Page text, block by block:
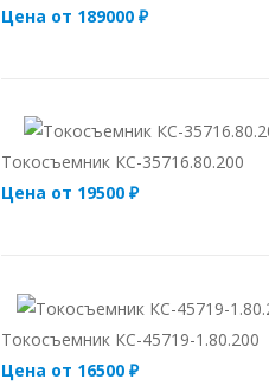
Цена от 189000 ₽
Токосъемник КС-35716.80.200
Цена от 19500 ₽
Токосъемник КС-45719-1.80.200
Цена от 16500 ₽